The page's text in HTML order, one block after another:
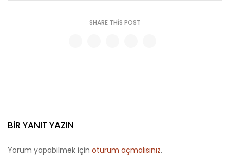
SHARE THIS POST
BIR YANIT YAZIN
Yorum yapabilmek için oturum açmalısınız.